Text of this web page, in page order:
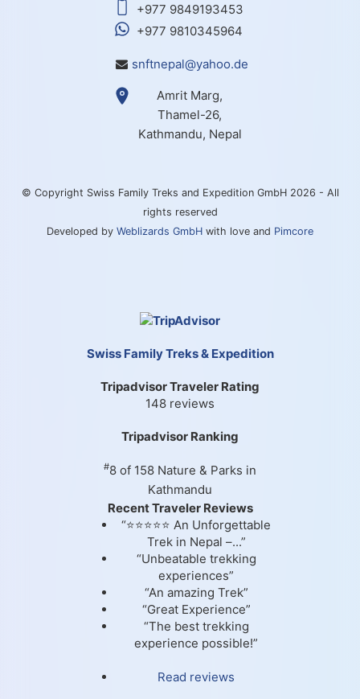
+977 9849193453
+977 9810345964
snftnepal@yahoo.de
Amrit Marg,
Thamel-26,
Kathmandu, Nepal
© Copyright Swiss Family Treks and Expedition GmbH 2026 - All
rights reserved
Developed by Weblizards GmbH with love and Pimcore
Swiss Family Treks & Expedition
Tripadvisor Traveler Rating
148 reviews
Tripadvisor Ranking
#8 of 158 Nature & Parks in
Kathmandu
Recent Traveler Reviews
“⭐⭐⭐⭐⭐ An Unforgettable
Trek in Nepal –...”
“Unbeatable trekking
experiences”
“An amazing Trek”
“Great Experience”
“The best trekking
experience possible!”
Read reviews